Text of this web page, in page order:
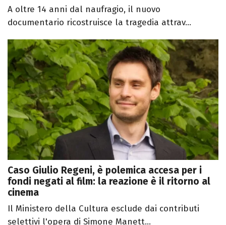
A oltre 14 anni dal naufragio, il nuovo
documentario ricostruisce la tragedia attrav...
Caso Giulio Regeni, è polemica accesa per i
fondi negati al film: la reazione è il ritorno al
cinema
Il Ministero della Cultura esclude dai contributi
selettivi l'opera di Simone Manett...